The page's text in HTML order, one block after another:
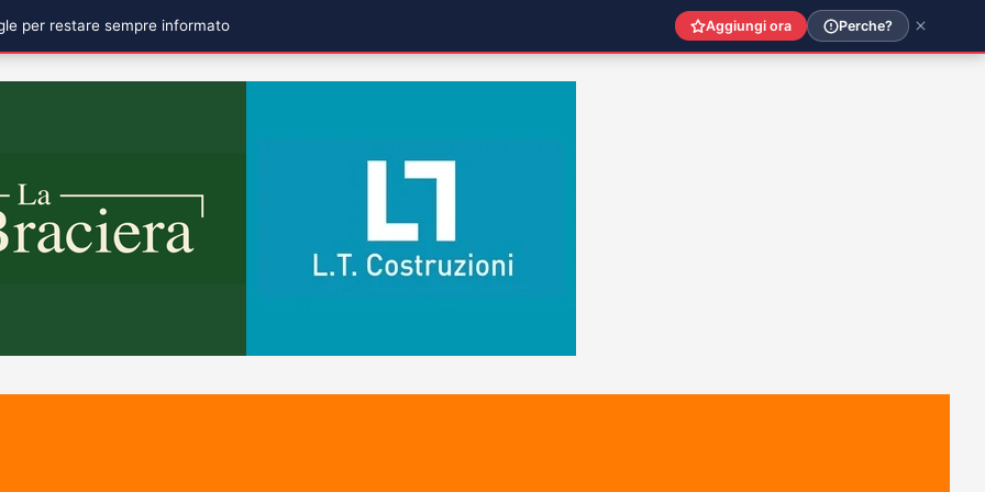
per restare sempre informato Aggiungi ora Perche?